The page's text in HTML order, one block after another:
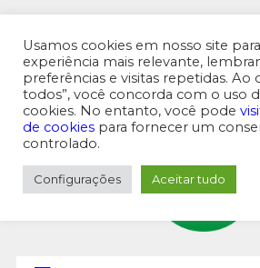
MENU SUPERIOR
Usamos cookies em nosso site
experiência mais relevante,
preferências e visitas repetidas. Ao
todos”, você concorda com o uso
cookies. No entanto, você pode
de cookies para fornecer um
controlado.
Configurações Aceitar tudo